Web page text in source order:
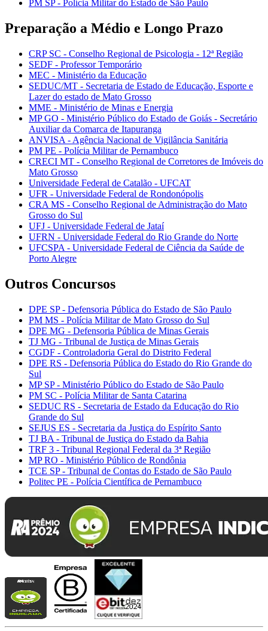
PM SP - Polícia Militar do Estado de São Paulo
Preparação a Médio e Longo Prazo
CRP SC - Conselho Regional de Psicologia - 12ª Região
SEDF - Professor Temporário
MEC - Ministério da Educação
SEDUC/MT - Secretaria de Estado de Educação, Esporte e
Lazer do estado de Mato Grosso
MME - Ministério de Minas e Energia
MP GO - Ministério Público do Estado de Goiás - Secretário
Auxiliar da Comarca de Itapuranga
ANVISA - Agência Nacional de Vigilância Sanitária
PM PE - Polícia Militar de Pernambuco
CRECI MT - Conselho Regional de Corretores de Imóveis do
Mato Grosso
Universidade Federal de Catalão - UFCAT
UFR - Universidade Federal de Rondonópolis
CRA MS - Conselho Regional de Administração do Mato
Grosso do Sul
UFJ - Universidade Federal de Jataí
UFRN - Universidade Federal do Rio Grande do Norte
UFCSPA - Universidade Federal de Ciência da Saúde de
Porto Alegre
Outros Concursos
DPE SP - Defensoria Pública do Estado de São Paulo
PM MS - Polícia Militar de Mato Grosso do Sul
DPE MG - Defensoria Pública de Minas Gerais
TJ MG - Tribunal de Justiça de Minas Gerais
CGDF - Controladoria Geral do Distrito Federal
DPE RS - Defensoria Pública do Estado do Rio Grande do
Sul
MP SP - Ministério Público do Estado de São Paulo
PM SC - Polícia Militar de Santa Catarina
SEDUC RS - Secretaria de Estado da Educação do Rio
Grande do Sul
SEJUS ES - Secretaria da Justiça do Espírito Santo
TJ BA - Tribunal de Justiça do Estado da Bahia
TRF 3 - Tribunal Regional Federal da 3ª Região
MP RO - Ministério Público de Rondônia
TCE SP - Tribunal de Contas do Estado de São Paulo
Politec PE - Polícia Científica de Pernambuco